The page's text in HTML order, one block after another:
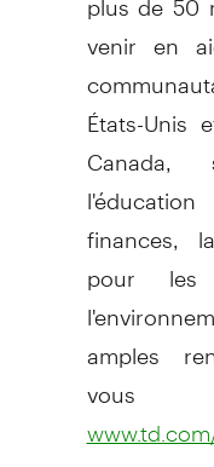
venir en
États-Unis
finances,
pour
amples